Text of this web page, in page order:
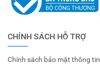
CHÍNH SÁCH HỖ TRỢ
Chính sách bảo mật thông tin